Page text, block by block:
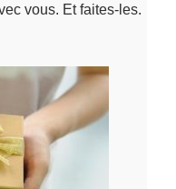
vous. Et faites-les.